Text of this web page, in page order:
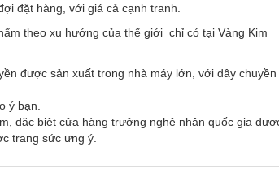
đặt hàng, với giá cả cạnh tranh.
theo xu hướng của thế giới chỉ có tại Vàng Kim
được sản xuất trong nhà máy lớn, với dây chuyền
ý bạn.
đặc biệt cửa hàng trưởng nghệ nhân quốc gia
trang sức ưng ý.